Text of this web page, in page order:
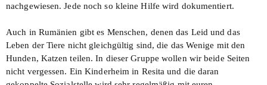
nachgewiesen. Jede noch so kleine Hilfe wird dokumentiert.
Auch in Rumänien gibt es Menschen, denen das Leid und das
Leben der Tiere nicht gleichgültig sind, die das Wenige mit den
Hunden, Katzen teilen. In dieser Gruppe wollen wir beide Seiten
nicht vergessen. Ein Kinderheim in Resita und die daran